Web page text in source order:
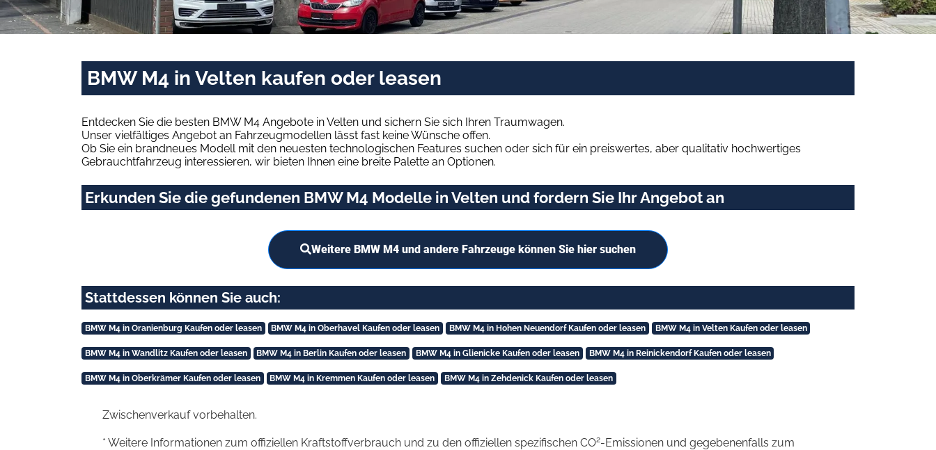
BMW M4 in Velten kaufen oder leasen
Entdecken Sie die besten BMW M4 Angebote in Velten und sichern Sie sich Ihren Traumwagen.
Unser vielfältiges Angebot an Fahrzeugmodellen lässt fast keine Wünsche offen.
Ob Sie ein brandneues Modell mit den neuesten technologischen Features suchen oder sich für ein preiswertes, aber qualitativ hochwertiges
Gebrauchtfahrzeug interessieren, wir bieten Ihnen eine breite Palette an Optionen.
Erkunden Sie die gefundenen BMW M4 Modelle in Velten und fordern Sie Ihr Angebot an
Weitere BMW M4 und andere Fahrzeuge können Sie hier suchen
Stattdessen können Sie auch:
BMW M4 in Oranienburg Kaufen oder leasen BMW M4 in Oberhavel Kaufen oder leasen BMW M4 in Hohen Neuendorf Kaufen oder leasen BMW M4 in Velten Kaufen oder leasen
BMW M4 in Wandlitz Kaufen oder leasen BMW M4 in Berlin Kaufen oder leasen BMW M4 in Glienicke Kaufen oder leasen BMW M4 in Reinickendorf Kaufen oder leasen
BMW M4 in Oberkrämer Kaufen oder leasen BMW M4 in Kremmen Kaufen oder leasen BMW M4 in Zehdenick Kaufen oder leasen
Zwischenverkauf vorbehalten.
* Weitere Informationen zum offiziellen Kraftstoffverbrauch und zu den offiziellen spezifischen CO2-Emissionen und gegebenenfalls zum